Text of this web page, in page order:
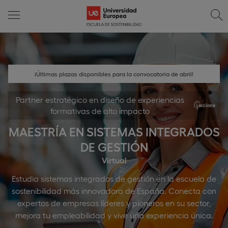
¡Últimas plazas disponibles para la convocatoria de abril!
Partner estratégico en diseño de experiencias
formativas de alto impacto
MAESTRÍA EN SISTEMAS INTEGRADOS
DE GESTIÓN
Virtual
Estudia sistemas integrados de gestión en la escuela de
sostenibilidad más innovadora de España. Conecta con
expertos de empresas líderes y pioneros en su sector,
mejora tu empleabilidad y vive una experiencia única.